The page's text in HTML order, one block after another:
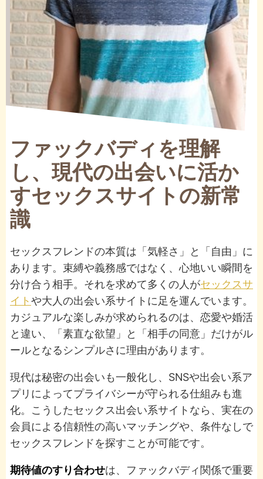
ファックバディを理解
し、現代の出会いに活か
すセックスサイトの新常
識
セックスフレンドの本質は「気軽さ」と「自由」に
あります。束縛や義務感ではなく、心地いい瞬間を
分け合う相手。それを求めて多くの人がセックスサ
イトや大人の出会い系サイトに足を運んでいます。
カジュアルな楽しみが求められるのは、恋愛や婚活
と違い、「素直な欲望」と「相手の同意」だけがル
ールとなるシンプルさに理由があります。
現代は秘密の出会いも一般化し、SNSや出会い系ア
プリによってプライバシーが守られる仕組みも進
化。こうしたセックス出会い系サイトなら、実在の
会員による信頼性の高いマッチングや、条件なしで
セックスフレンドを探すことが可能です。
期待値のすり合わせは、ファックバディ関係で重要